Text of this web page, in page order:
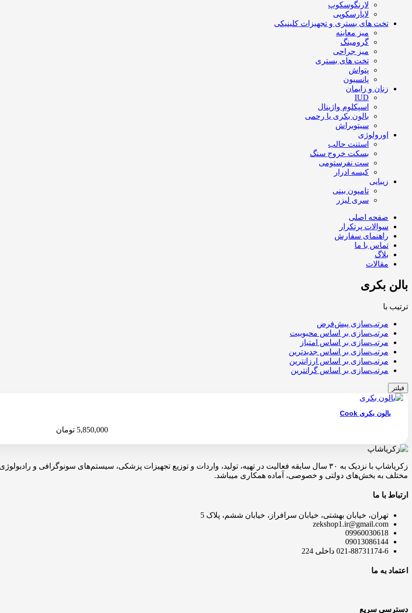
لارنگوسکوپ
لاپارسکوپی
تخت های بستری و تجهیزات کلینیکی
میز معاینه
گرومینگ
میز جراحی
تخت های بستری
پتواش
پانسیون
زنان و زایمان
IUD
اسپکلوم واژینال
بالون بکری یا رحمی
سیتوبراش
اورولوژی
استنت حالب
بسکت خروج سنگ
ست نفرستومی
کیسه ادرار
زیبایی
تامپون بینی
سری لیزر
صفحه اصلی
سوالات پرتکرار
راهنمای سفارش
تماس با ما
بلاگ
مقالات
بالن بکری
ترتیب با
مرتب‌سازی پیش‌فرض
مرتب‌سازی بر اساس محبوبیت
مرتب‌سازی بر اساس امتیاز
مرتب‌سازی بر اساس جدیدترین
مرتب‌سازی بر اساس ارزانترین
مرتب‌سازی بر اساس گرانترین
فیلتر
بالون بکری Cook
5,850,000 تومان
زکریاشاپ با نزدیک به ۳۰ سال سابقه فعالیت در تهیه، تولید، واردات و توزیع تجهیزات پزشکی، سیستم‌های
مختلف به بخش‌های دولتی و خصوصی، آماده همکاری میباشد.
ارتباط با ما
تهران، خیابان بهشتی، خیابان سرافراز، خیابان ششم، پلاک 5
zekshop1.ir@gmail.com
09960030618
09013086144
021-88731174-6 داخلی 224
اعتماد به ما
دسترسی سریع